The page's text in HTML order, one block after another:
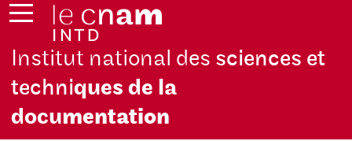
Institut national des sciences et
techniques de la
documentation